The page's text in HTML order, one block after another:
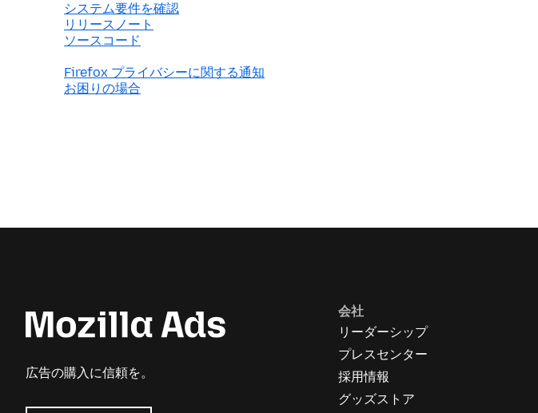
システム要件を確認
リリースノート
ソースコード
Firefox プライバシーに関する通知
お困りの場合
広告の購入に信頼を。
会社
リーダーシップ
プレスセンター
採用情報
グッズストア